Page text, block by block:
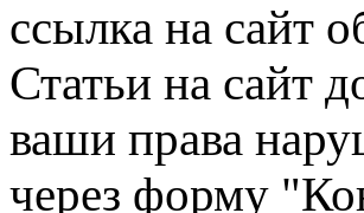
ссылка на сайт
Статьи на сайт
ваши права
через форму